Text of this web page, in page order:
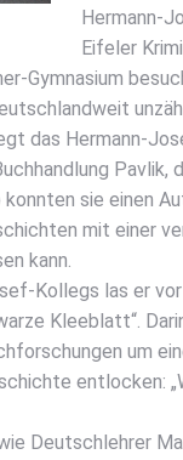
Her­mann-
Eife­l­er
Gym­na­si­um
das Her­mann-
Pav­lik,
sie einen
mit einer
kann.
Kol­legs las er
Klee­blatt“.
um
ent­lo­cken:
Deutsch­leh­rer